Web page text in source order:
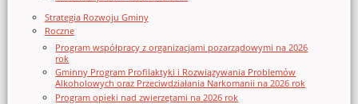
Strategia Rozwoju Gminy
Roczne
Program współpracy z organizacjami pozarządowymi na 2026
rok
Gminny Program Profilaktyki i Rozwiązywania Problemów
Alkoholowych oraz Przeciwdziałania Narkomanii na 2026 rok
Program opieki nad zwierzętami na 2026 rok